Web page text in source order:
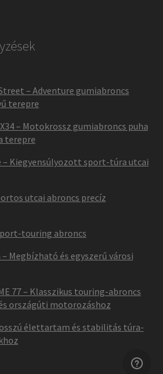
– Adventure gumiabroncs
terepre
– Motokrossz gumiabroncs puha
terepre
– Kiegyensúlyozott sport-túra utcai
utcai abroncs precíz
touring abroncs
Megbízható és egyszerű városi
77 – Klasszikus touring-abroncs
országúti motorozáshoz
élettartam és stabilitás túra-